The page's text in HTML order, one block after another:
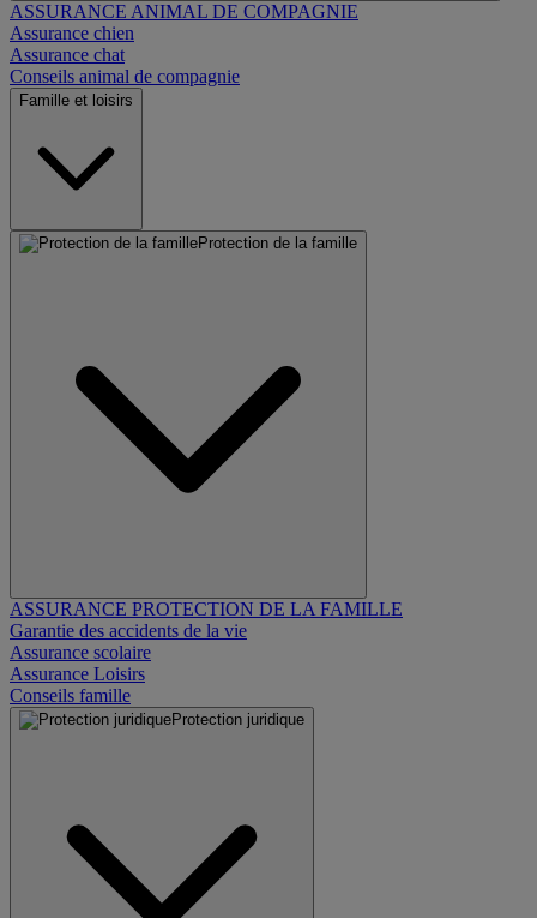
ASSURANCE ANIMAL DE COMPAGNIE
Assurance chien
Assurance chat
Conseils animal de compagnie
Famille et loisirs
Protection de la famille
ASSURANCE PROTECTION DE LA FAMILLE
Garantie des accidents de la vie
Assurance scolaire
Assurance Loisirs
Conseils famille
Protection juridique